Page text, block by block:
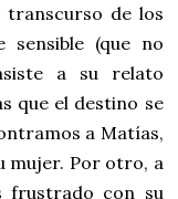
transcurso de los
sensible (que no
a su relato
que el destino se
a Matías,
mujer. Por otro, a
frustrado con su